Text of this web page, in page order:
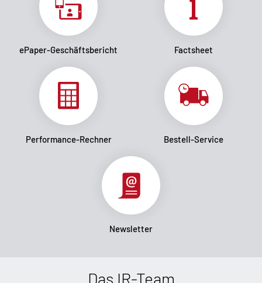
ePaper-Geschäftsbericht Factsheet
Performance-Rechner Bestell-Service
Newsletter
Das IR-Team